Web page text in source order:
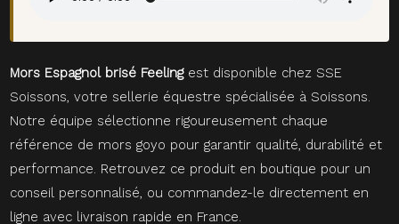
Mors Espagnol brisé Feelingest disponible chez SSE
Soissons, votre sellerie équestre spécialisée à Soissons.
Notre équipe sélectionne rigoureusement chaque
référence de mors goyo pour garantir qualité, durabilité et
performance. Retrouvez ce produit en boutique pour un
conseil personnalisé, ou commandez-le directement en
ligne avec livraison rapide en France.